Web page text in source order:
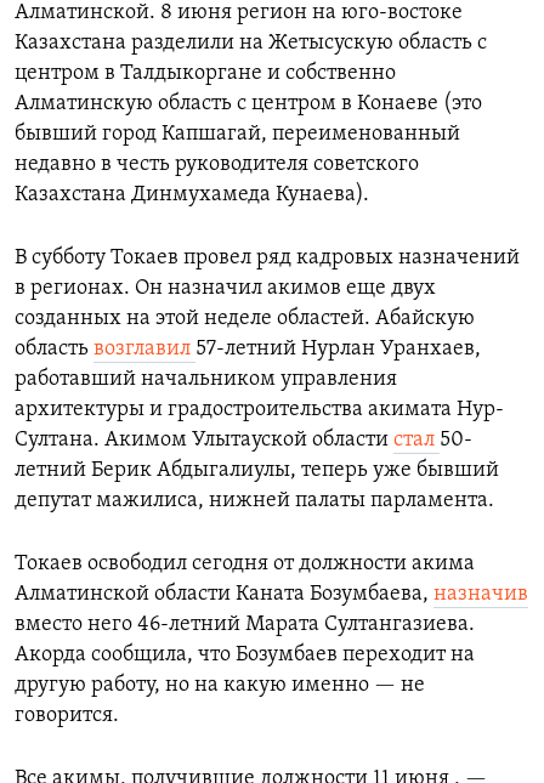
Алматинской. 8 июня регион на юго-востоке
Казахстана разделили на Жетысускую область с
центром в Талдыкоргане и собственно
Алматинскую область с центром в Конаеве (это
бывший город Капшагай, переименованный
недавно в честь руководителя советского
Казахстана Динмухамеда Кунаева).
В субботу Токаев провел ряд кадровых назначений
в регионах. Он назначил акимов еще двух
созданных на этой неделе областей. Абайскую
область возглавил 57-летний Нурлан Уранхаев,
работавший начальником управления
архитектуры и градостроительства акимата Нур-
Султана. Акимом Улытауской области стал 50-
летний Берик Абдыгалиулы, теперь уже бывший
депутат мажилиса, нижней палаты парламента.
Токаев освободил сегодня от должности акима
Алматинской области Каната Бозумбаева, назначив
вместо него 46-летний Марата Султангазиева.
Акорда сообщила, что Бозумбаев переходит на
другую работу, но на какую именно — не
говорится.